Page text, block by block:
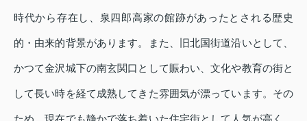
時代から存在し、泉四郎高家の館跡があったとされる歴史
的・由来的背景があります。また、旧北国街道沿いとして、
かつて金沢城下の南玄関口として賑わい、文化や教育の街と
して長い時を経て成熟してきた雰囲気が漂っています。その
ため、現在でも静かで落ち着いた住宅街として人気が高く、